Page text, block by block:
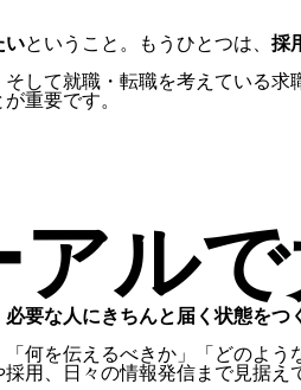
いということ。もうひとつは、 採
して就職・転職を考えている
重要です。
ル
要な人にきちんと届く状態をつ
何を伝えるべきか」「どのよ
用、日々の情報発信まで見据え